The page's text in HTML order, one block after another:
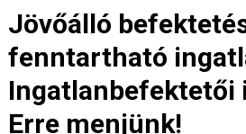
Jövőálló
fenntartható
Ingatlanbefektetői
Erre menjünk!